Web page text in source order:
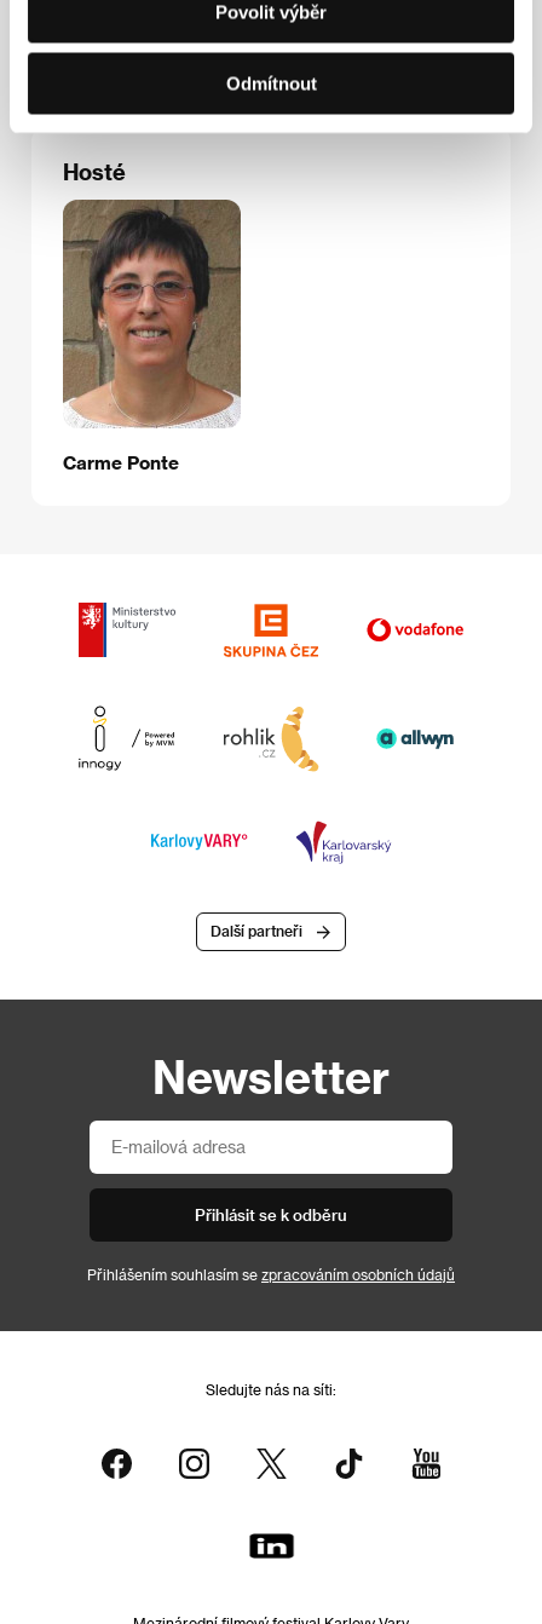
Povolit výběr
Odmítnout
Tel: +420 261 213 225
E-mail:info@vapet.cz
Hosté
Carme Ponte
Další partneři
Newsletter
Přihlásit se k odběru
Přihlášením souhlasím se zpracováním osobních údajů
Sledujte nás na síti: